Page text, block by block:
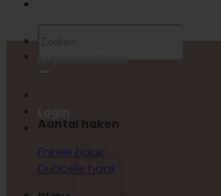
Aantal haken
Enkele haak
Dubbele haak